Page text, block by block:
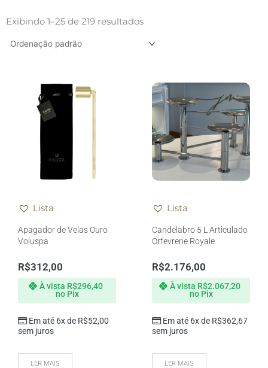
Exibindo 1–25 de 219 resultados
Lista
Apagador de Velas Ouro
Voluspa
R$312,00
Em até 6x de R$52,00
sem juros
À vista R$296,40
no Pix
LER MAIS
Lista
Candelabro 5 L Articulado
Orfevrerie Royale
R$2.176,00
Em até 6x de R$362,67
sem juros
À vista R$2.067,20
no Pix
LER MAIS